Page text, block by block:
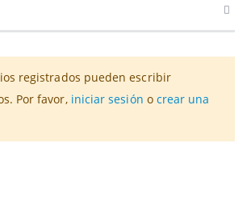
registrados pueden escribir
Por favor, iniciar sesión o crear una